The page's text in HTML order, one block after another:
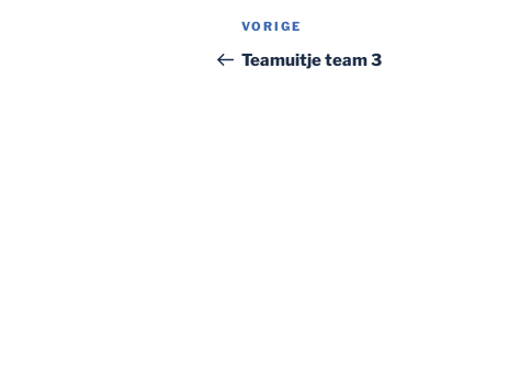
Bericht
navigatie
Vorig
bericht
VORIGE
Teamuitje team 3